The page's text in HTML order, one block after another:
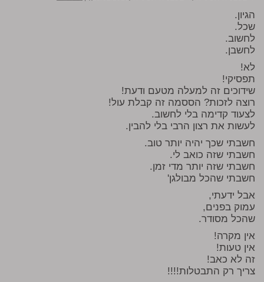
הגיון.
שכל.
לחשוב.
לחשבן.
לא!
תפסיקי!
שידוכים זה למעלה מטעם ודעת!
רוצה לזכות? הססמה זה קבלת עול!
לצעוד קדימה בלי לחשוב.
לעשות את רצון הרבי בלי להבין.
חשבתי שכך יהיה יותר טוב.
חשבתי שזה כואב לי.
חשבתי שזה יותר מדי זמן.
חשבתי שהכל מבולגן'
אבל ידעתי,
עמוק בפנים,
שהכל מסודר.
אין מקרה!
אין טעות!
זה לא כאב!
צריך רק התבטלות!!!!